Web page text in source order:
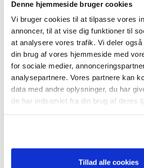
Denne hjemmeside bruger cookies
Vi bruger cookies til at tilpasse vores
annoncer, til at vise dig funktioner til
at analysere vores trafik. Vi deler også
din brug af vores hjemmeside med
for sociale medier,
analysepartnere. Vores partnere kan
data med andre oplysninger, du har
de har indsamlet fra din brug af deres
Tillad alle cookies
Ambient belysning
Matrix lygter
Trådløs Apple CarPlay
...Og meget mere!
På denne bil kan vi tilbyde forsikring
månedligt.
Der tages forbehold for tastefejl,
bilen kan være solgt.